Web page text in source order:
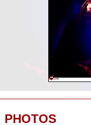
PHOTOS